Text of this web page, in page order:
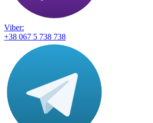
Viber:
+38 067 5 738 738